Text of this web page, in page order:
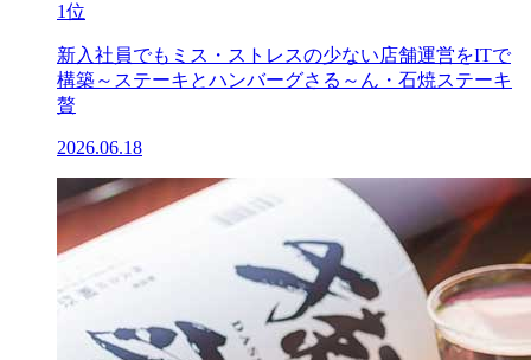
1位
新入社員でもミス・ストレスの少ない店舗運営をITで
構築～ステーキとハンバーグさる～ん・石焼ステーキ
贅
2026.06.18